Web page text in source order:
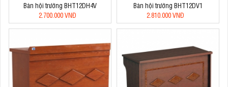
Bàn hội trường BHT12DH4V
2.700.000 VNĐ
Bàn hội trường BHT12DV1
2.810.000 VNĐ